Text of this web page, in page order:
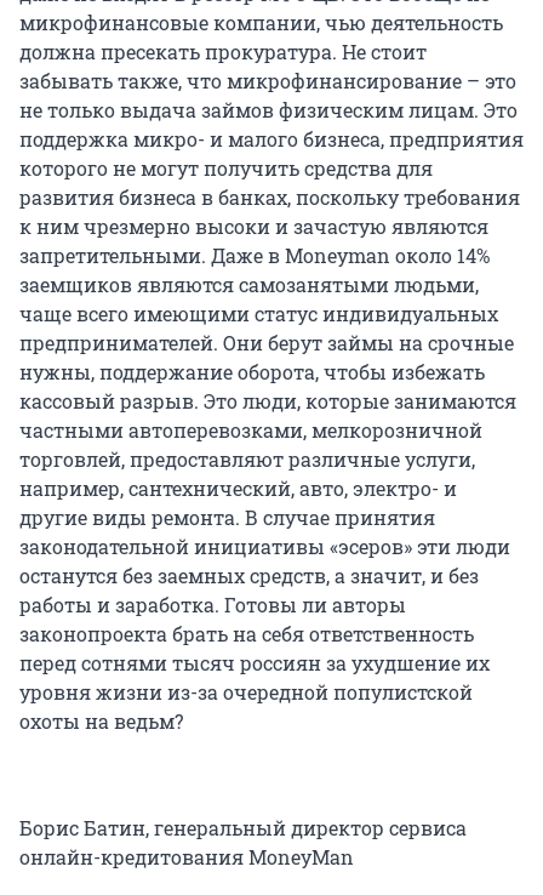
микрофинансовые компании, чью деятельность
должна пресекать прокуратура. Не стоит
забывать также, что микрофинансирование – это
не только выдача займов физическим лицам. Это
поддержка микро- и малого бизнеса, предприятия
которого не могут получить средства для
развития бизнеса в банках, поскольку требования
к ним чрезмерно высоки и зачастую являются
запретительными. Даже в Moneyman около 14%
заемщиков являются самозанятыми людьми,
чаще всего имеющими статус индивидуальных
предпринимателей. Они берут займы на срочные
нужны, поддержание оборота, чтобы избежать
кассовый разрыв. Это люди, которые занимаются
частными автоперевозками, мелкорозничной
торговлей, предоставляют различные услуги,
например, сантехнический, авто, электро- и
другие виды ремонта. В случае принятия
законодательной инициативы «эсеров» эти люди
останутся без заемных средств, а значит, и без
работы и заработка. Готовы ли авторы
законопроекта брать на себя ответственность
перед сотнями тысяч россиян за ухудшение их
уровня жизни из-за очередной популистской
охоты на ведьм?
Борис Батин, генеральный директор сервиса
онлайн-кредитования MoneyMan